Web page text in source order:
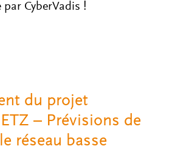
CyberVadis !
du projet
– Prévisions de
réseau basse